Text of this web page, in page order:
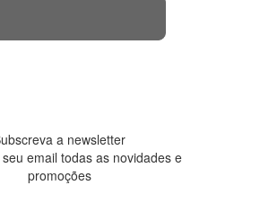
a newsletter
email todas as novidades e
promoções